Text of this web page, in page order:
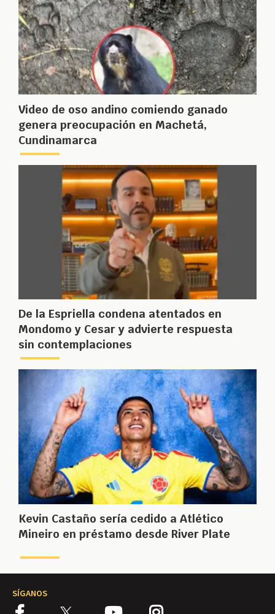
Video de oso andino comiendo ganado
genera preocupación en Machetá,
Cundinamarca
De la Espriella condena atentados en
Mondomo y Cesar y advierte respuesta
sin contemplaciones
Kevin Castaño sería cedido a Atlético
Mineiro en préstamo desde River Plate
SÍGANOS